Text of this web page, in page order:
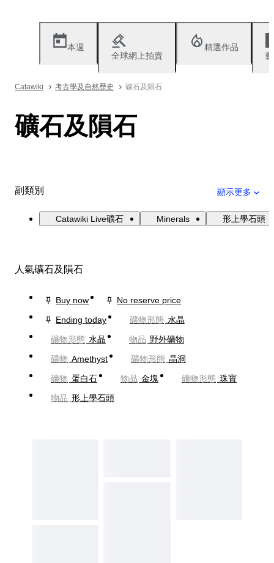
本週
全球網上拍賣
精選作品
Catawiki 考古學及自然歷史 礦石及隕石
礦石及隕石
副類別 顯示更多
Catawiki Live礦石 Minerals 形上學石頭
人氣礦石及隕石
Buy now
No reserve price
Ending today
礦物形態 水晶
礦物形態 水晶 物品 野外礦物
礦物 Amethyst 礦物形態 晶洞
礦物 蛋白石 物品 金塊 礦物形態 珠寶
物品 形上學石頭